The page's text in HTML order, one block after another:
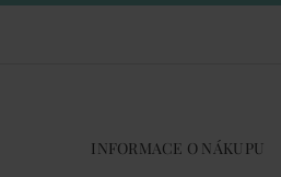
INFORMACE O NÁKUPU